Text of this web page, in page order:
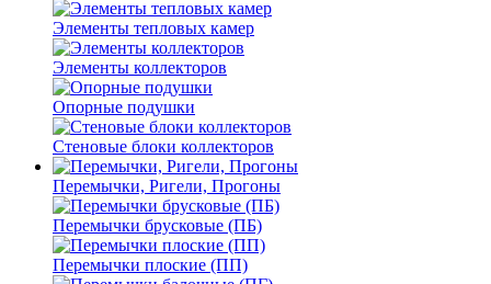
Элементы тепловых камер
Элементы коллекторов
Опорные подушки
Стеновые блоки коллекторов
Перемычки, Ригели, Прогоны
Перемычки брусковые (ПБ)
Перемычки плоские (ПП)